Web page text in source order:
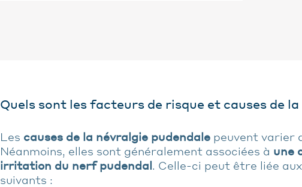
Quels sont les facteurs de risque et causes de
Les causes de la névralgie pudendale peuvent varier
Néanmoins, elles sont généralement associées à une
irritation du nerf pudendal. Celle-ci peut être liée
suivants :